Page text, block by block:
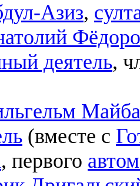
Азиз,
деятель,
(вместе с
, первого